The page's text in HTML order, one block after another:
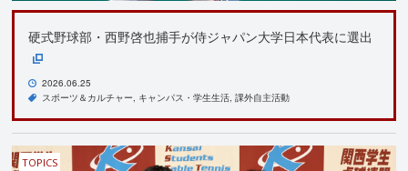
硬式野球部・西野啓也捕手が侍ジャパン大学日本代表に選出
2026.06.25
スポーツ＆カルチャー キャンパス・学生生活 課外自主活動
TOPICS